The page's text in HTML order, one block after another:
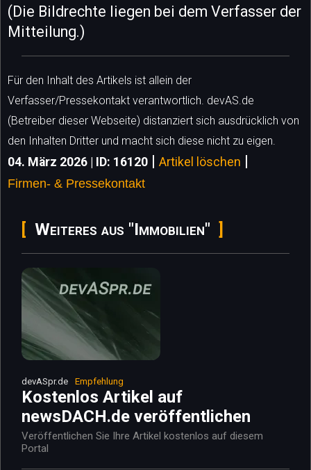
(Die Bildrechte liegen bei dem Verfasser der
Mitteilung.)
Für den Inhalt des Artikels ist allein der
Verfasser/Pressekontakt verantwortlich. devAS.de
(Betreiber dieser Webseite) distanziert sich ausdrücklich von
den Inhalten Dritter und macht sich diese nicht zu eigen.
04. März 2026 | ID: 16120 Artikel löschen
Firmen- & Pressekontakt
Weiteres aus "Immobilien"
devASpr.de Empfehlung
Kostenlos Artikel auf
newsDACH.de veröffentlichen
Veröffentlichen Sie Ihre Artikel kostenlos auf diesem
Portal